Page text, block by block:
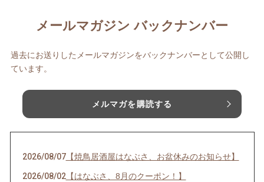
メールマガジン バックナンバー
過去にお送りしたメールマガジンをバックナンバーとして公開し
ています。
メルマガを購読する
2026/08/07【焼鳥居酒屋はなぶさ、お盆休みのお知らせ】
2026/08/02【はなぶさ、8月のクーポン！】